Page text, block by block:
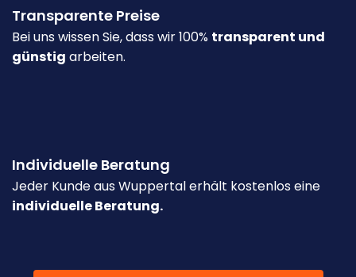
Transparente Preise
Bei uns wissen Sie, dass wir 100% transparent und
günstig arbeiten.
Individuelle Beratung
Jeder Kunde aus Wuppertal erhält kostenlos eine
individuelle Beratung.